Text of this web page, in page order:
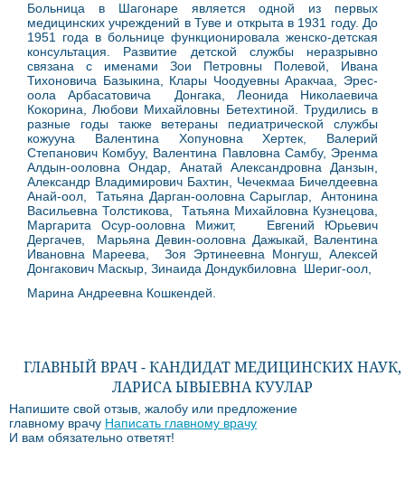
Больница в Шагонаре является одной из первых
медицинских учреждений в Туве и открыта в 1931 году. До
1951 года в больнице функционировала женско-детская
консультация. Развитие детской службы неразрывно
связана с именами Зои Петровны Полевой, Ивана
Тихоновича Базыкина, Клары Чоодуевны Аракчаа, Эрес-
оола Арбасатовича Донгака, Леонида Николаевича
Кокорина, Любови Михайловны Бетехтиной. Трудились в
разные годы также ветераны педиатрической службы
кожууна Валентина Хопуновна Хертек, Валерий
Степанович Комбуу, Валентина Павловна Самбу, Эренма
Алдын-ооловна Ондар, Анатай Александровна Данзын,
Александр Владимирович Бахтин, Чечекмаа Бичелдеевна
Анай-оол, Татьяна Дарган-ооловна Сарыглар, Антонина
Васильевна Толстикова, Татьяна Михайловна Кузнецова,
Маргарита Осур-ооловна Мижит, Евгений Юрьевич
Дергачев, Марьяна Девин-ооловна Дажыкай, Валентина
Ивановна Мареева, Зоя Эртинеевна Монгуш, Алексей
Донгакович Маскыр, Зинаида Дондукбиловна Шериг-оол,
Марина Андреевна Кошкендей.
ГЛАВНЫЙ ВРАЧ - КАНДИДАТ МЕДИЦИНСКИХ НАУК,
ЛАРИСА ЫВЫЕВНА КУУЛАР
Напишите свой отзыв, жалобу или предложение
главному врачу Написать главному врачу
И вам обязательно ответят!